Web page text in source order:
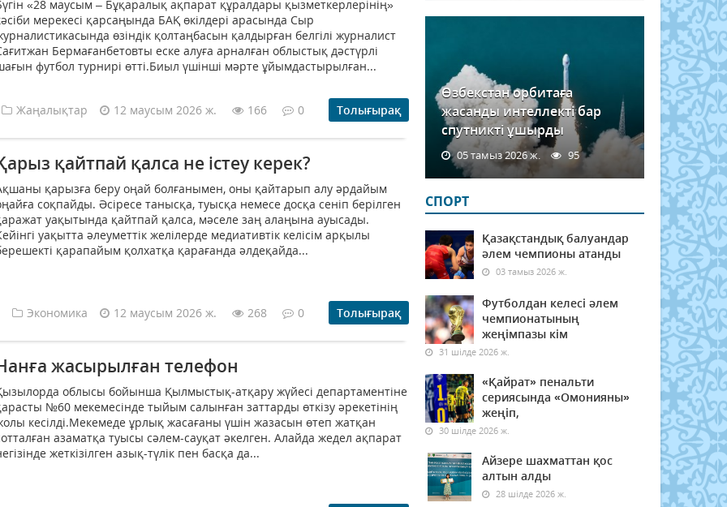
«28 маусым – Бұқаралық ақпарат құралдары қызметкерлерінің»
мерекесі қарсаңында БАҚ өкілдері арасында Сыр
өзіндік қолтаңбасын қалдырған белгілі журналист
Бермағанбетовты еске алуға арналған облыстық дәстүрлі
футбол турнирі өтті.Биыл үшінші мәрте ұйымдастырылған...
Жаңалықтар 12 маусым 2026 ж. 166 0 Толығырақ
қайтпай қалса не істеу керек?
қарызға беру оңай болғанымен, оны қайтарып алу әрдайым
соқпайды. Әсіресе танысқа, туысқа немесе досқа сеніп берілген
уақытында қайтпай қалса, мәселе заң алаңына ауысады.
уақытта әлеуметтік желілерде медиативтік келісім арқылы
қарапайым қолхатқа қарағанда әлдеқайда...
Экономика 12 маусым 2026 ж. 268 0 Толығырақ
жасырылған телефон
облысы бойынша Қылмыстық-атқару жүйесі департаментіне
№60 мекемесінде тыйым салынған заттарды өткізу әрекетінің
кесілді.Мекемеде ұрлық жасағаны үшін жазасын өтеп жатқан
азаматқа туысы сәлем-сауқат әкелген. Алайда жедел ақпарат
жеткізілген азық-түлік пен басқа да...
Өзбекстан орбитаға
жасанды интеллекті бар
спутникті ұшырды
05 тамыз 2026 ж. 95
СПОРТ
Қазақстандық балуандар
әлем чемпионы атанды
03 тамыз 2026 ж.
Футболдан келесі әлем
чемпионатының
жеңімпазы кім
31 шілде 2026 ж.
«Қайрат» пенальти
сериясында «Омонияны»
жеңіп,
30 шілде 2026 ж.
Айзере шахматтан қос
алтын алды
28 шілде 2026 ж.